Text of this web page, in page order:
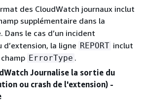
des CloudWatch journaux inclut
supplémentaire dans la
Dans le cas d’un incident
d’extension, la ligne REPORT inclut
ErrorType .
Journalise la sortie du
ou crash de l'extension) -